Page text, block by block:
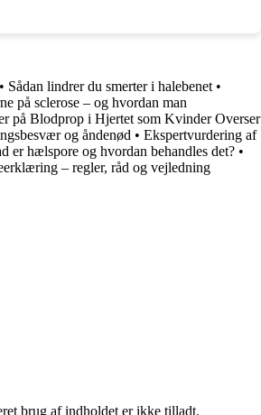
• Sådan lindrer du smerter i halebenet •
på sclerose – og hvordan man
på Blodprop i Hjertet som Kvinder Overser
og åndenød • Ekspertvurdering af
er hælspore og hvordan behandles det? •
– regler, råd og vejledning
brug af indholdet er ikke tilladt.